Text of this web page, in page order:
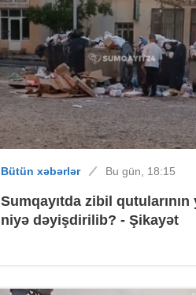
Bütün xəbərlər Bu gün, 18:15
Sumqayıtda zibil qutularının
niyə dəyişdirilib? - Şikayət